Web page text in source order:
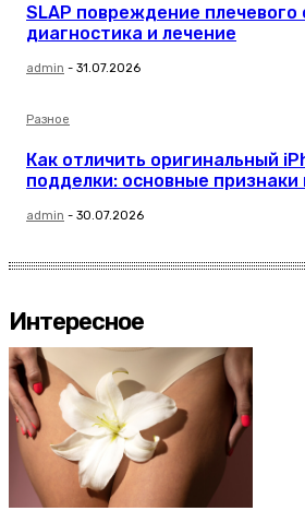
SLAP повреждение плечевого
диагностика и лечение
admin - 31.07.2026
Разное
Как отличить оригинальный
подделки: основные признаки
admin - 30.07.2026
Интересное